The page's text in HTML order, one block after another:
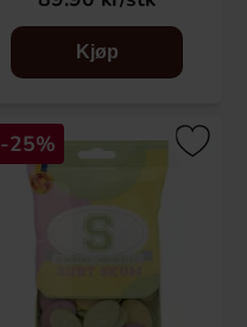
Kjøp
-25%